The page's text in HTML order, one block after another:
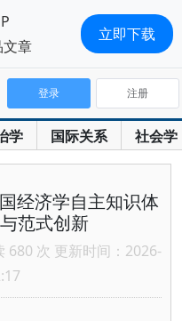
学 国际关系 社会学
登录 注册
经济学自主知识体
范式创新
680 次 更新时间：2026-
章
立即下载